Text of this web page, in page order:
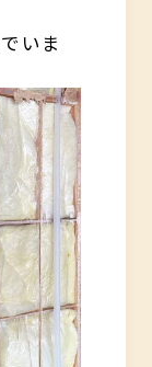
いま